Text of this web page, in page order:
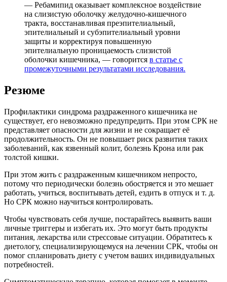
— Ребамипид оказывает комплексное воздействие
на слизистую оболочку желудочно-кишечного
тракта, восстанавливая преэпителиальный,
эпителиальный и субэпителиальный уровни
защиты и корректируя повышенную
эпителиальную проницаемость слизистой
оболочки кишечника, — говорится в статье с
промежуточными результатами исследования.
Резюме
Профилактики синдрома раздраженного кишечника не
существует, его невозможно предупредить. При этом СРК не
представляет опасности для жизни и не сокращает её
продолжительность. Он не повышает риск развития таких
заболеваний, как язвенный колит, болезнь Крона или рак
толстой кишки.
При этом жить с раздраженным кишечником непросто,
потому что периодически болезнь обостряется и это мешает
работать, учиться, воспитывать детей, ездить в отпуск и т. д.
Но СРК можно научиться контролировать.
Чтобы чувствовать себя лучше, постарайтесь выявить ваши
личные триггеры и избегать их. Это могут быть продукты
питания, лекарства или стрессовые ситуации. Обратитесь к
диетологу, специализирующемуся на лечении СРК, чтобы он
помог спланировать диету с учетом ваших индивидуальных
потребностей.